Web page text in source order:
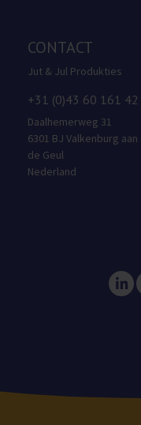
CONTACT
Jut & Jul Produkties
+31 (0)43 60 161 42
Daalhemerweg 31
6301 BJ Valkenburg aan
de Geul
Nederland